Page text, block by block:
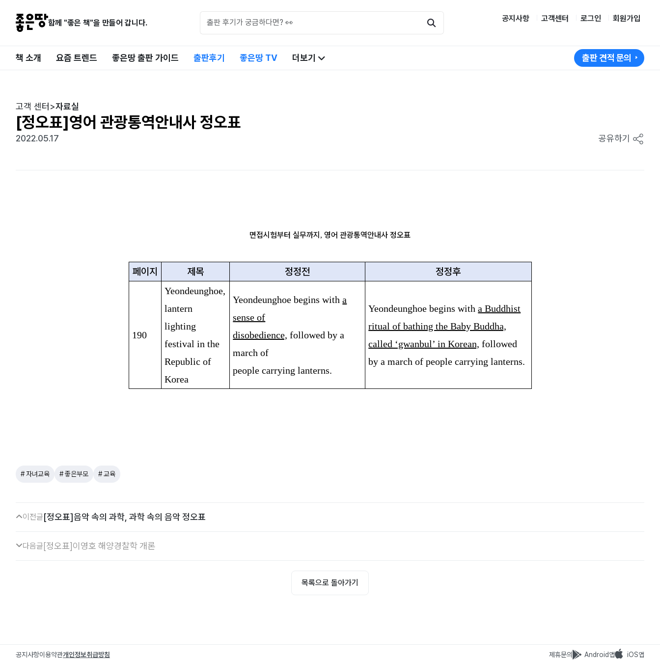
함께 "좋은 책"을 만들어 갑니다. 공지사항 고객센터 로그인 회원가입
책 소개 요즘 트렌드 좋은땅 출판 가이드 출판후기 좋은땅 TV 더보기 출판 견적 문의
고객 센터 >자료실
[정오표]영어 관광통역안내사 정오표
2022.05.17 공유하기
면접시험부터 실무까지 , 영어 관광통역안내사 정오표
페이지 제목 정정전 정정후
190
Yeondeunghoe,
lantern
lighting
festival in the
Republic of
Korea
Yeondeunghoe begins witha
sense of
disobedience, followed by a
march of
people carrying lanterns.
Yeondeunghoe begins witha Buddhist
ritual of bathing the Baby Buddha,
called ‘gwanbul’ in Korean, followed
by a march of people carrying lanterns.
# 자녀교육 # 좋은부모 # 교육
이전글[정오표]음악 속의 과학, 과학 속의 음악 정오표
다음글 [정오표]이영호 해양경찰학 개론
목록으로 돌아가기
공지사항이용약관개인정보취급방침 제휴문의 Android앱 iOS앱